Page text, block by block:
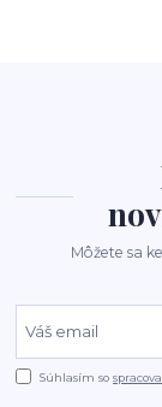
Môžete sa
Súhlasím so